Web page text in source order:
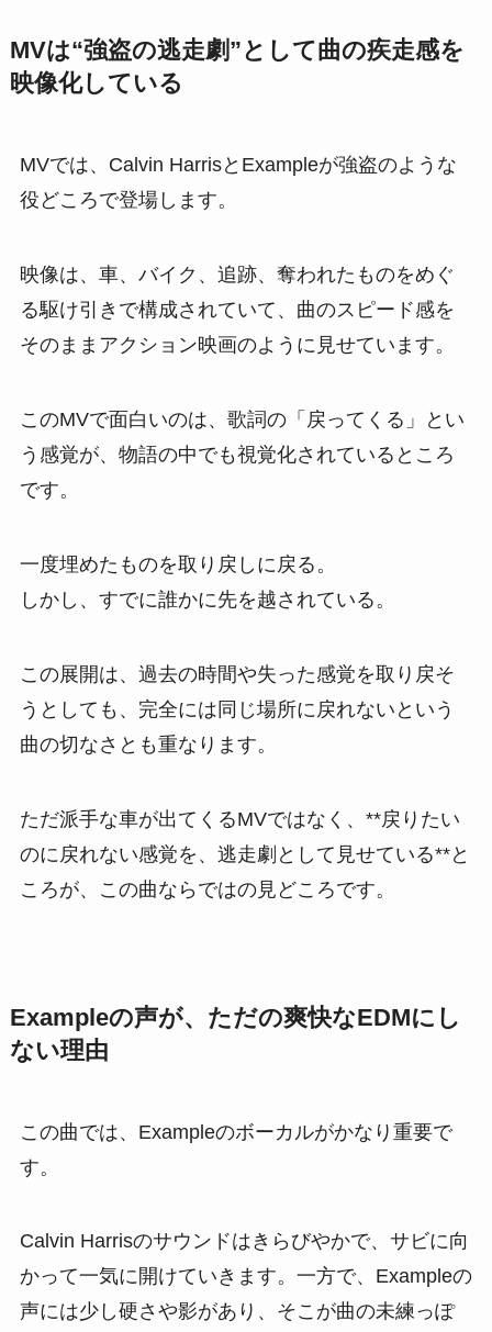
MVは“強盗の逃走劇”として曲の疾走感を
映像化している
MVでは、Calvin HarrisとExampleが強盗のような
役どころで登場します。
映像は、車、バイク、追跡、奪われたものをめぐ
る駆け引きで構成されていて、曲のスピード感を
そのままアクション映画のように見せています。
このMVで面白いのは、歌詞の「戻ってくる」とい
う感覚が、物語の中でも視覚化されているところ
です。
一度埋めたものを取り戻しに戻る。
しかし、すでに誰かに先を越されている。
この展開は、過去の時間や失った感覚を取り戻そ
うとしても、完全には同じ場所に戻れないという
曲の切なさとも重なります。
ただ派手な車が出てくるMVではなく、**戻りたい
のに戻れない感覚を、逃走劇として見せている**と
ころが、この曲ならではの見どころです。
Exampleの声が、ただの爽快なEDMにし
ない理由
この曲では、Exampleのボーカルがかなり重要で
す。
Calvin Harrisのサウンドはきらびやかで、サビに向
かって一気に開けていきます。一方で、Exampleの
声には少し硬さや影があり、そこが曲の未練っぽ